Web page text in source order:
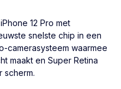
iPhone 12 Pro met
snelste chip in een
camerasysteem waarmee
maakt en Super Retina
scherm.